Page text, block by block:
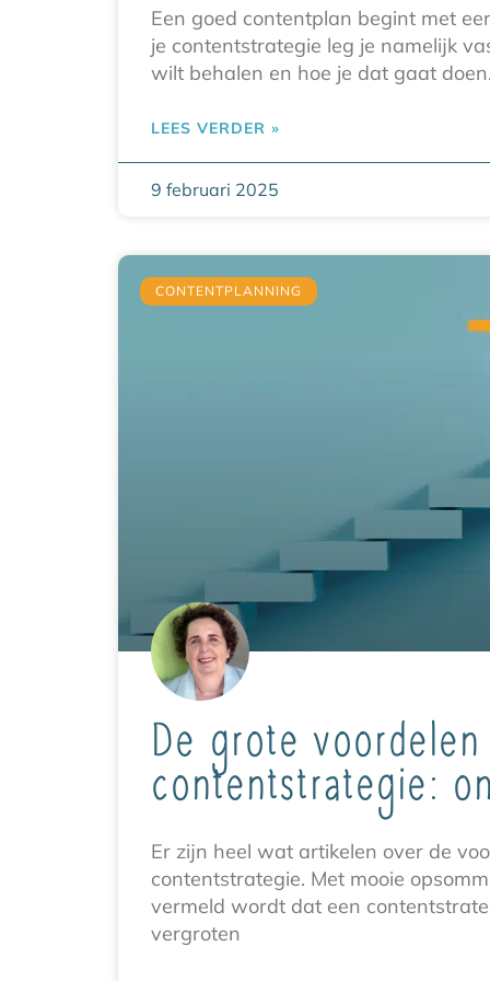
Een goed contentplan begint met
je contentstrategie leg je namelijk
wilt behalen en hoe je dat gaat
LEES VERDER »
9 februari 2025
CONTENTPLANNING
De grote
contentstrategie:
Er zijn heel wat artikelen over de
contentstrategie. Met mooie
vermeld wordt dat een
vergroten